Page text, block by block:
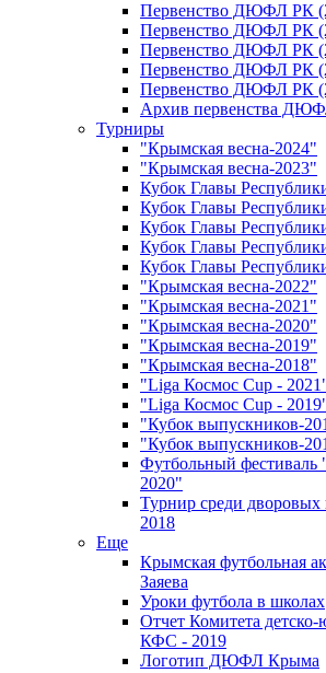
Первенство ДЮФЛ РК
Первенство ДЮФЛ РК
Первенство ДЮФЛ РК
Первенство ДЮФЛ РК
Первенство ДЮФЛ РК
Архив первенства
Турниры
"Крымская весна-2024"
"Крымская весна-2023"
Кубок Главы
Кубок Главы
Кубок Главы
Кубок Главы
Кубок Главы
"Крымская весна-2022"
"Крымская весна-2021"
"Крымская весна-2020"
"Крымская весна-2019"
"Крымская весна-2018"
"Liga Космос Cup -
"Liga Космос Cup -
"Кубок выпускников-
"Кубок выпускников-
Футбольный фестиваль
2020"
Турнир среди дворовых
2018
Еще
Крымская футбольная
Заяева
Уроки футбола в школах
Отчет Комитета
КФС - 2019
Логотип ДЮФЛ Крыма